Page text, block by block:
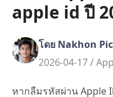
ReiBoot
for iOS
Tenorshare
apple id ปี
โดย Nakhon
2026-04-17 /
หากลืมรหัสผ่าน Apple